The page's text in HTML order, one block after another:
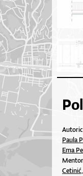
Paula
Ema
Cetinić,